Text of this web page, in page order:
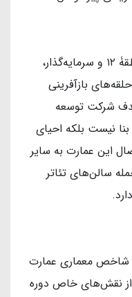
وی افزود: با همکاری شهرداری منطقۀ ۱۲ و سرمایه‌گذار،
بازآفرینی
شرکت توسعه
نیست بلکه احیای
این عمارت به سایر
سالن‌های تئاتر
شاخص معماری عمارت
از نقش‌های خاص دوره